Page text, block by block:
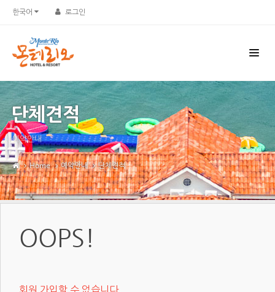
한국어 로그인
단체견적
예약안내
Home 예약안내 단체견적
OOPS!
회원 가입할 수 없습니다.